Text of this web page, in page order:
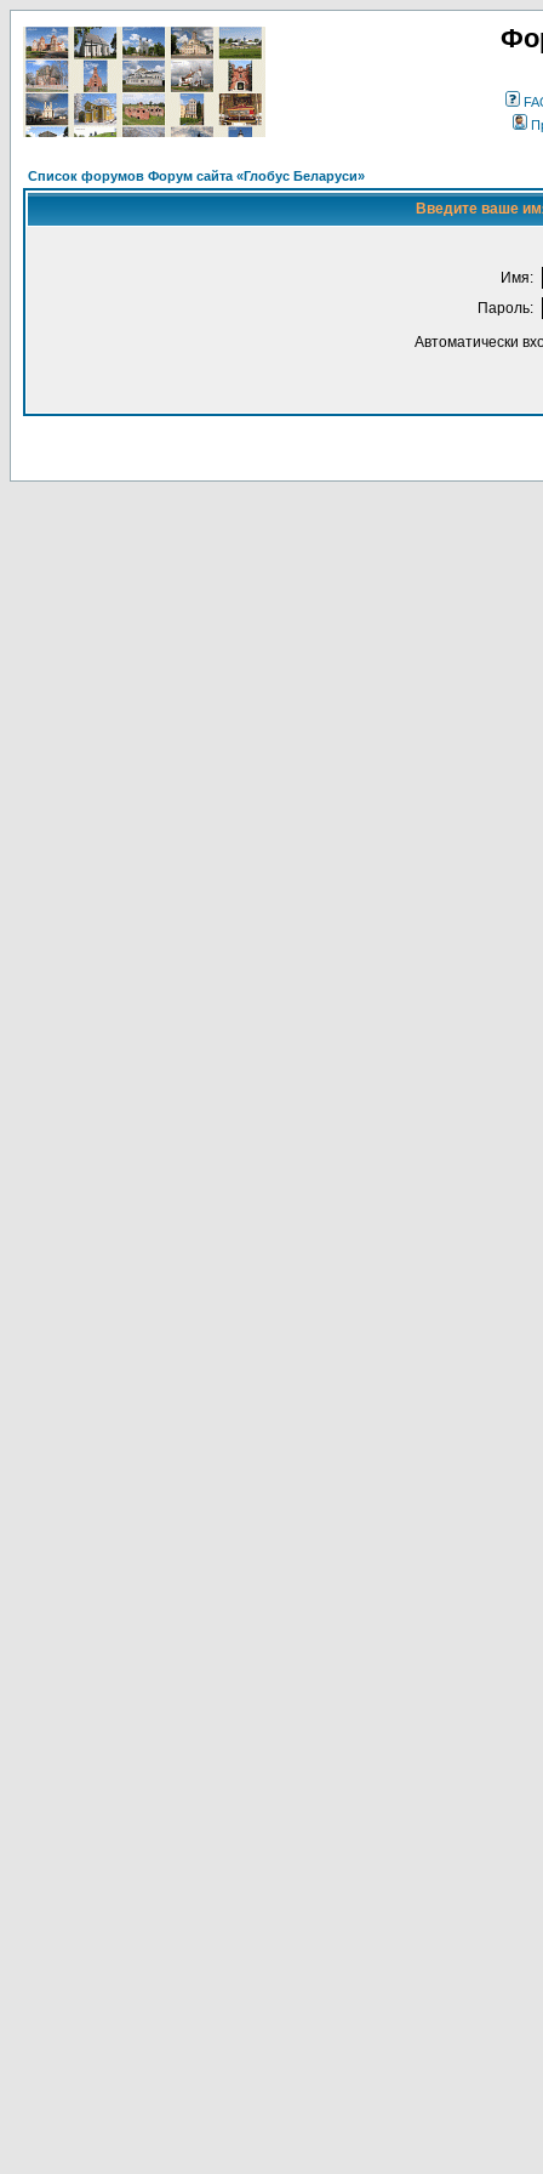
Список форумов Форум сайта «Глобус Беларуси»
Введите ваше
Имя:
Пароль:
Автоматически